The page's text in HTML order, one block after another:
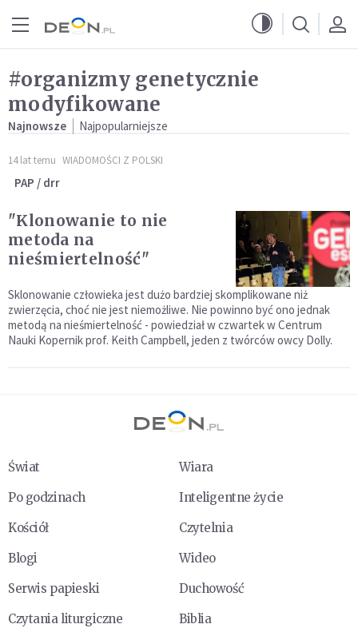
#organizmy genetycznie
modyfikowane
Najnowsze Najpopularniejsze
14 lat temu WIADOMOŚCI Z POLSKI
PAP / drr
"Klonowanie to nie
metoda na
nieśmiertelność"
Sklonowanie człowieka jest dużo bardziej skomplikowane niż
zwierzęcia, choć nie jest niemożliwe. Nie powinno być ono jednak
metodą na nieśmiertelność - powiedział w czwartek w Centrum
Nauki Kopernik prof. Keith Campbell, jeden z twórców owcy Dolly.
Świat
Wiara
Po godzinach
Inteligentne życie
Kościół
Czytelnia
Blogi
Wideo
Serwis papieski
Duchowość
Czytania liturgiczne
Biblia